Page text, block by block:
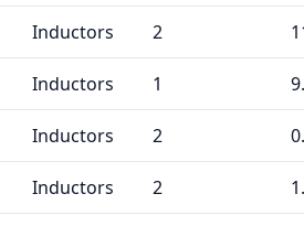
Inductors 2
Inductors 1
Inductors 2
Inductors 2